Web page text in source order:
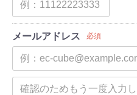
メールアドレス 必須